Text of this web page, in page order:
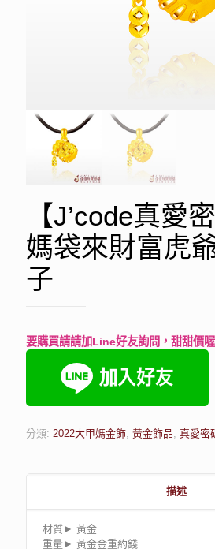
【J’code真愛
媽袋來財富虎
子
要購買請請加Line好友詢問，甜甜價喔
分類: 2022大甲媽金飾, 黃金飾品, 真愛密
描述
材質► 黃金
重量► 黃金金重約錢